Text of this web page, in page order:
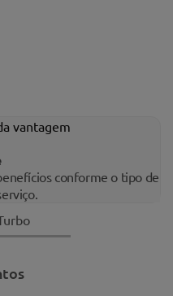
conforme o tipo de